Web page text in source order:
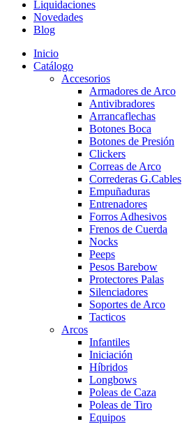
Liquidaciones
Novedades
Blog
Inicio
Catálogo
Accesorios
Armadores de Arco
Antivibradores
Arrancaflechas
Botones Boca
Botones de Presión
Clickers
Correas de Arco
Correderas G.Cables
Empuñaduras
Entrenadores
Forros Adhesivos
Frenos de Cuerda
Nocks
Peeps
Pesos Barebow
Protectores Palas
Silenciadores
Soportes de Arco
Tacticos
Arcos
Infantiles
Iniciación
Híbridos
Longbows
Poleas de Caza
Poleas de Tiro
Equipos